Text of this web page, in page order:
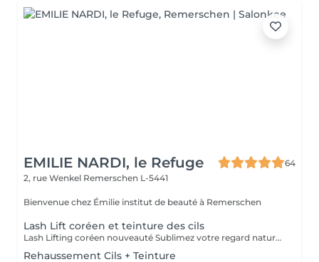
EMILIE NARDI, le Refuge
64
2, rue Wenkel Remerschen L-5441
Bienvenue chez Émilie institut de beauté à Remerschen
Lash Lift coréen et teinture des cils
Lash Lifting coréen nouveauté Sublimez votre regard naturellement grâce à cette technique innovante inspirée de la beauté coréenne. Les cils sont délicatement rehaussés dès la racine puis teintés pour intensifier le regard et révéler toute leur beauté. Regard plus ouvert et lumineux Effet de cils visiblement plus longs Teinture incluse pour un effet plus intense Apporte du volume et de la densité Résultat naturel et élégant Sans extensions ni entretien contraignant Tenue jusqu'à 6 à 8 semaines Idéal pour celles qui souhaitent un regard frais, sophistiqué et parfaitement mis en valeur dès le réveil, sans mascara. Durée : 1h15
Rehaussement Cils + Teinture